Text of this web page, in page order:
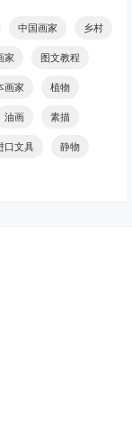
中国画家 乡村
家 图文教程
画家 植物
油画 素描
口文具 静物